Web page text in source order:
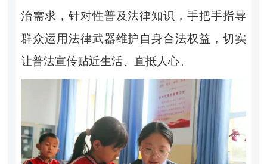
治需求，针对性普及法律知识，手把手指导
群众运用法律武器维护自身合法权益，切实
让普法宣传贴近生活、直抵人心。